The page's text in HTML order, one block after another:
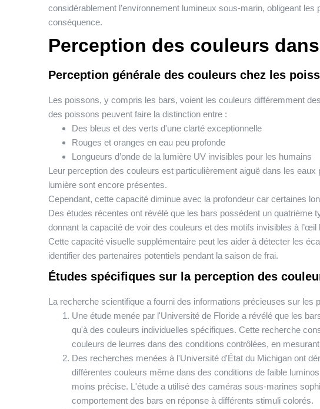
considérablement l’environnement lumineux sous-marin, obligeant
conséquence.
Perception des couleurs
Perception générale des couleurs chez les
Les poissons, y compris les bars, voient les couleurs différemment
des poissons peuvent faire la distinction entre :
Des bleus et des verts d'une clarté exceptionnelle
Rouges et oranges en eau peu profonde
Longueurs d’onde de la lumière UV invisibles pour les humains
Leur perception des couleurs est particulièrement aiguë dans les eaux
lumière sont encore présentes.
Cependant, cette capacité diminue avec la profondeur car certaines
Des études récentes ont révélé que les bars possèdent un quatrième
donnant la capacité de voir des couleurs et des motifs invisibles à l’œil
Cette capacité visuelle supplémentaire peut les aider à détecter les
identifier des partenaires potentiels pendant la saison de frai.
Études spécifiques sur la perception des
La recherche scientifique a fourni des informations précieuses sur les
Une étude menée par l'Université de Floride a révélé que les
qu'à des couleurs individuelles spécifiques. Cette recherche
couleurs de leurres dans des conditions contrôlées, en
Des recherches menées à l'Université d'État du Michigan ont
différentes couleurs même dans des conditions de faible
moins précise. L'étude a utilisé des caméras sous-marines
comportement des bars en réponse à différents stimuli colorés.